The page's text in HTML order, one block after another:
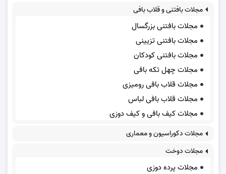
مجلات بافتنی و قلاب بافی
مجلات بافتنی بزرگسال
مجلات بافتنی تزیینی
مجلات بافتنی کودکان
مجلات چهل تکه بافی
مجلات قلاب بافی رومیزی
مجلات قلاب بافی لباس
مجلات کیف بافی و کیف دوزی
مجلات دکوراسیون و معماری
مجلات دوخت
مجلات پرده دوزی